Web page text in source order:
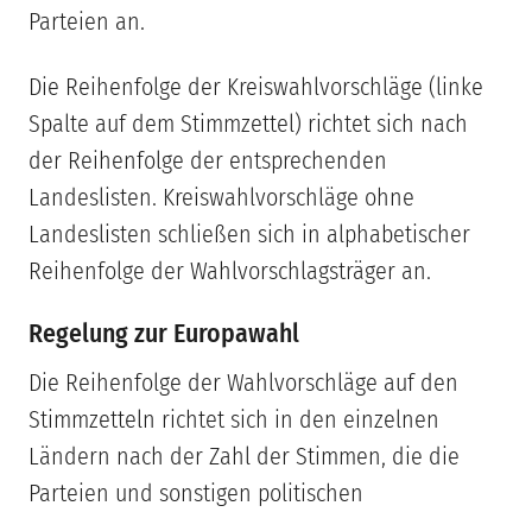
Parteien an.
Die Reihenfolge der Kreiswahlvorschläge (linke
Spalte auf dem Stimmzettel) richtet sich nach
der Reihenfolge der entsprechenden
Landeslisten. Kreiswahlvorschläge ohne
Landeslisten schließen sich in alphabetischer
Reihenfolge der Wahlvorschlagsträger an.
Regelung zur Europawahl
Die Reihenfolge der Wahlvorschläge auf den
Stimmzetteln richtet sich in den einzelnen
Ländern nach der Zahl der Stimmen, die die
Parteien und sonstigen politischen